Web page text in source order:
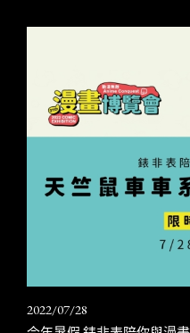
2022/07/28